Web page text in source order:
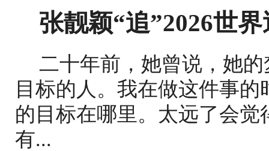
张靓颖“追”2026世
二十年前，她曾说，她
目标的人。我在做这件事
的目标在哪里。太远了会
有...